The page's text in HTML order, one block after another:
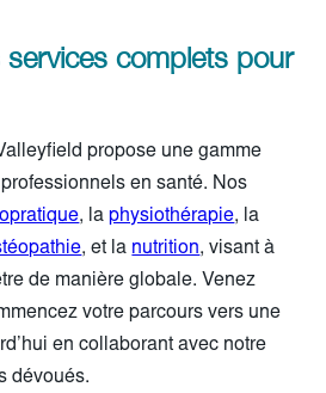
services complets pour
propose une gamme
en santé. Nos
, laphysiothérapie, la
, et la nutrition, visant à
de manière globale. Venez
votre parcours vers une
en collaborant avec notre
dévoués.